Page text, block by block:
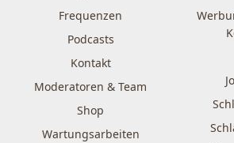
Frequenzen
Podcasts
Kontakt
Moderatoren & Team
Shop
Wartungsarbeiten